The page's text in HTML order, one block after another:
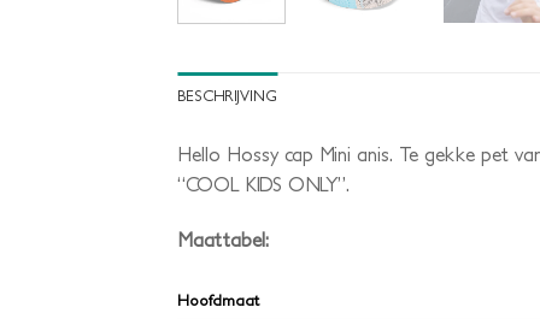
BESCHRIJVING
Hello Hossy cap Mini anis. Te gekke pet
“COOL KIDS ONLY”.
Maattabel:
Hoofdmaat